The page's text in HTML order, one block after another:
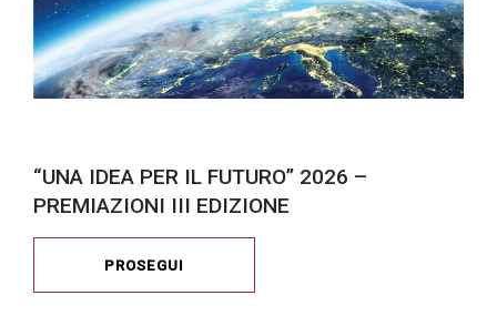
“UNA IDEA PER IL FUTURO” 2026 –
PREMIAZIONI III EDIZIONE
PROSEGUI